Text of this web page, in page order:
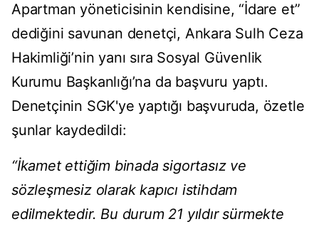
Apartman yöneticisinin kendisine, “İdare et”
dediğini savunan denetçi, Ankara Sulh Ceza
Hakimliği’nin yanı sıra Sosyal Güvenlik
Kurumu Başkanlığı’na da başvuru yaptı.
Denetçinin SGK'ye yaptığı başvuruda, özetle
şunlar kaydedildi:
“İkamet ettiğim binada sigortasız ve
sözleşmesiz olarak kapıcı istihdam
edilmektedir. Bu durum 21 yıldır sürmekte